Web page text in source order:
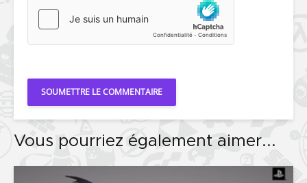
Vous pourriez également aimer...